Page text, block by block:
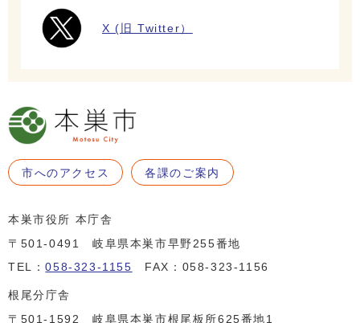
X (旧 Twitter）
市へのアクセス 各課のご案内
本巣市役所 本庁舎
〒501-0491 岐阜県本巣市早野255番地
TEL：058-323-1155 FAX：058-323-1156
根尾分庁舎
〒501-1592 岐阜県本巣市根尾板所625番地1